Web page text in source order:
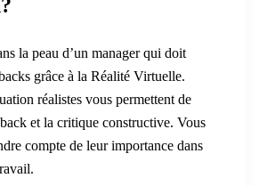
la peau d’un manager qui doit
grâce à la Réalité Virtuelle.
réalistes vous permettent de
et la critique constructive. Vous
compte de leur importance dans